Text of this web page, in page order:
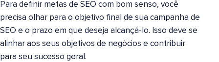
Para definir metas de SEO com bom senso, você
precisa olhar para o objetivo final de sua campanha de
SEO e o prazo em que deseja alcançá-lo. Isso deve se
alinhar aos seus objetivos de negócios e contribuir
para seu sucesso geral.